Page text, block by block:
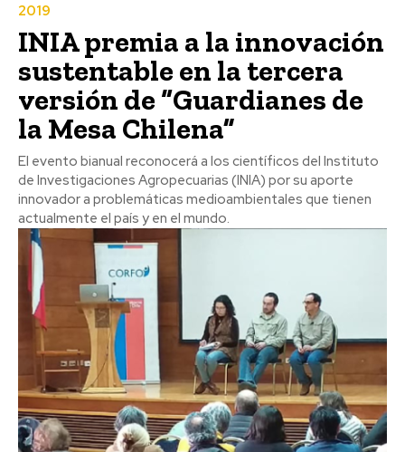
2019
INIA premia a la innovación
sustentable en la tercera
versión de “Guardianes de
la Mesa Chilena”
El evento bianual reconocerá a los científicos del Instituto
de Investigaciones Agropecuarias (INIA) por su aporte
innovador a problemáticas medioambientales que tienen
actualmente el país y en el mundo.